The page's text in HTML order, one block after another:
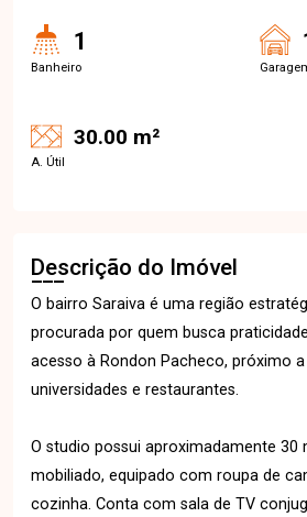
1
Banheiro
30.00 m²
A. Útil
Descrição do Imóvel
O bairro Saraiva é uma região
procurada por quem busca
acesso à Rondon Pacheco, próximo
universidades e restaurantes.
O studio possui aproximadamente 30
mobiliado, equipado com roupa de
cozinha. Conta com sala de TV